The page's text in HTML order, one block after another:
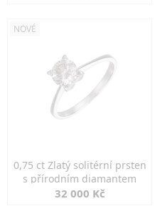
NOVÉ
0,75 ct Zlatý solitérní prsten
s přírodním diamantem
32 000 Kč